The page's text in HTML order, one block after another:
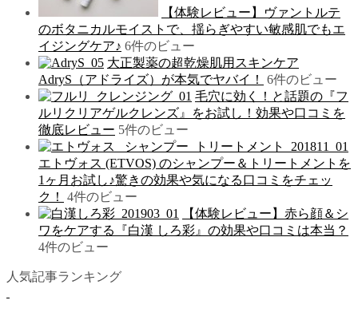
【体験レビュー】ヴァントルテ
のボタニカルモイストで、揺らぎやすい敏感肌でもエ
イジングケア♪ 6件のビュー
大正製薬の超乾燥肌用スキンケア
AdryS（アドライズ）が本気でヤバイ！
6件のビュー
毛穴に効く！と話題の『フ
ルリクリアゲルクレンズ』をお試し！効果や口コミを
徹底レビュー 5件のビュー
エトヴォス (ETVOS) のシャンプー＆トリートメントを
1ヶ月お試し♪驚きの効果や気になる口コミをチェッ
ク！
4件のビュー
【体験レビュー】赤ら顔＆シ
ワをケアする『白漢 しろ彩』の効果や口コミは本当？
4件のビュー
人気記事ランキング